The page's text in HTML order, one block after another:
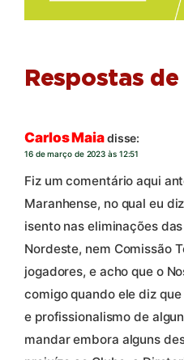
Respostas de
Carlos Maiadisse:
16 de março de 2023 às 12:51
Fiz um comentário aqui
Maranhense, no qual eu
isento nas eliminações
Nordeste, nem Comissão
jogadores, e acho que o
comigo quando ele diz
e profissionalismo de
mandar embora alguns